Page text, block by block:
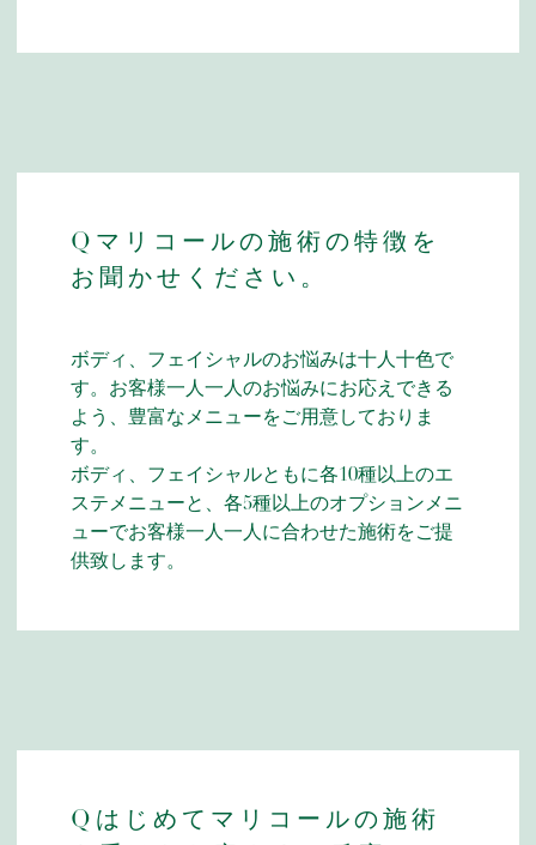
Qマリコールの施術の特徴を
お聞かせください。
ボディ、フェイシャルのお悩みは十人十色で
す。お客様一人一人のお悩みにお応えできる
よう、豊富なメニューをご用意しておりま
す。
ボディ、フェイシャルともに各10種以上のエ
ステメニューと、各5種以上のオプションメニ
ューでお客様一人一人に合わせた施術をご提
供致します。
Qはじめてマリコールの施術